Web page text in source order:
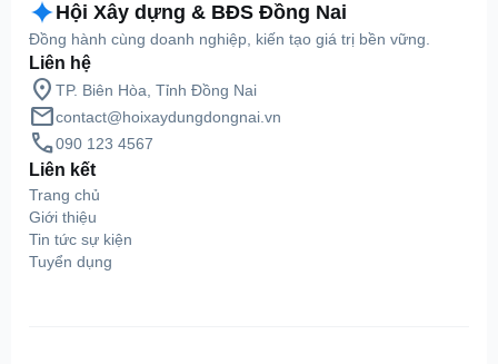
Hội Xây dựng & BĐS Đồng Nai
Đồng hành cùng doanh nghiệp, kiến tạo giá trị bền vững.
Liên hệ
location_on TP. Biên Hòa, Tỉnh Đồng Nai
mailcontact@hoixaydungdongnai.vn
call090 123 4567
Liên kết
Trang chủ
Giới thiệu
Tin tức sự kiện
Tuyển dụng